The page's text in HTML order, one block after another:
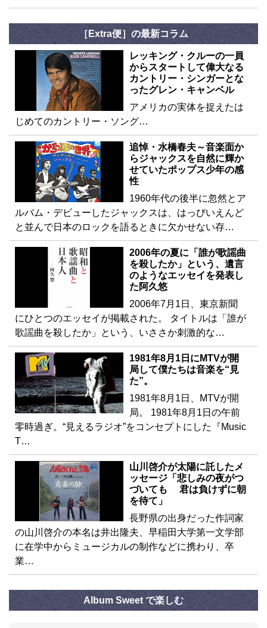
［Extra便］の最新コラム
レッキング・クルーの一員
からスタートして偉大なる
カントリー・シンガーとな
ったグレン・キャンベル
アメリカの実体を捉えたは
じめてのカントリー・ソング…
追悼・水橋春夫～音楽面か
らジャックスを自然に輝か
せていたポップス少年の感
性
1960年代の後半に忽然とア
ルバム・デビューしたジャックスは、はっぴいえんど
と並んで日本のロックを語るときに欠かせない存…
2006年の夏に「誰が歌謡曲
を殺したか」という、遺言
のようなエッセイを発表し
た阿久悠
2006年7月1日、東京新聞
にひとつのエッセイが掲載された。 タイトルは「誰が
歌謡曲を殺したか」という、いささか刺激的な…
1981年8月1日にMTVが開
局して僕たちは音楽を“見
た”。
1981年8月1日、MTVが開
局。 1981年8月1日の午前
零時過ぎ。“見えるラジオ”をコンセプトにした『Music
T…
山川啓介が太陽に託したメ
ッセージ「悲しみの夜がつ
づいても 君は負けずに朝
を待て」
長野県の出身だった作詞家
の山川啓介の本名は井出隆夫、早稲田大学第一文学部
に在学中からミュージカルの制作などに携わり、卒
業…
Album Sweet で楽しむ